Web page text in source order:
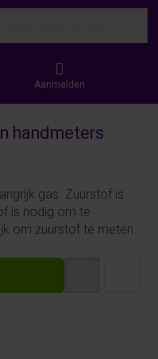
Aanmelden
handmeters
gas. Zuurstof is
is nodig om te
om zuurstof te meten.